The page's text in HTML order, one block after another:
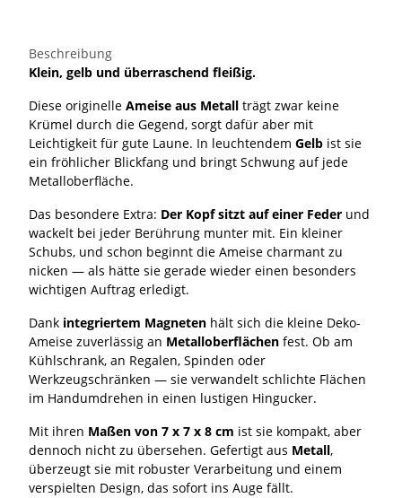
Beschreibung
Klein, gelb und überraschend fleißig.
Diese originelle Ameise aus Metall trägt zwar keine
Krümel durch die Gegend, sorgt dafür aber mit
Leichtigkeit für gute Laune. In leuchtendem Gelb ist sie
ein fröhlicher Blickfang und bringt Schwung auf jede
Metalloberfläche.
Das besondere Extra: Der Kopf sitzt auf einer Feder und
wackelt bei jeder Berührung munter mit. Ein kleiner
Schubs, und schon beginnt die Ameise charmant zu
nicken — als hätte sie gerade wieder einen besonders
wichtigen Auftrag erledigt.
Dank integriertem Magneten hält sich die kleine Deko-
Ameise zuverlässig an Metalloberflächen fest. Ob am
Kühlschrank, an Regalen, Spinden oder
Werkzeugschränken — sie verwandelt schlichte Flächen
im Handumdrehen in einen lustigen Hingucker.
Mit ihren Maßen von 7 x 7 x 8 cm ist sie kompakt, aber
dennoch nicht zu übersehen. Gefertigt aus Metall,
überzeugt sie mit robuster Verarbeitung und einem
verspielten Design, das sofort ins Auge fällt.